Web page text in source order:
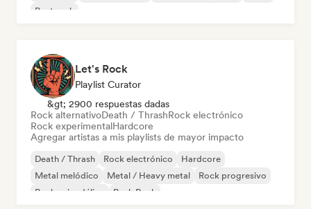
Post rock
Let's Rock
Playlist Curator
&gt; 2900 respuestas dadas
Rock alternativoDeath / ThrashRock electrónico
Rock experimentalHardcore
Agregar artistas a mis playlists de mayor impacto
Death / Thrash Rock electrónico
Hardcore
Metal melódico
Metal / Heavy metal
Rock progresivo
Rock psicodélico
Punk Rock